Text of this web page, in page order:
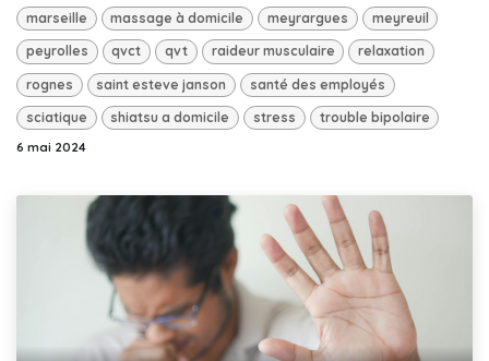
marseille massage à domicile meyrargues meyreuil
peyrolles qvct qvt raideur musculaire relaxation
rognes saint esteve janson santé des employés
sciatique shiatsu a domicile stress trouble bipolaire
6 mai 2024